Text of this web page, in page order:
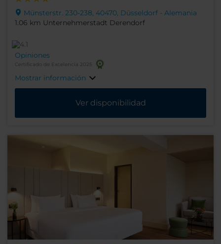
Münsterstr. 230-238, 40470, Düsseldorf - Alemania
1.06 km Unternehmerstadt Derendorf
Opiniones
Certificado de Excelencia 2025
Mostrar información
Ver disponibilidad